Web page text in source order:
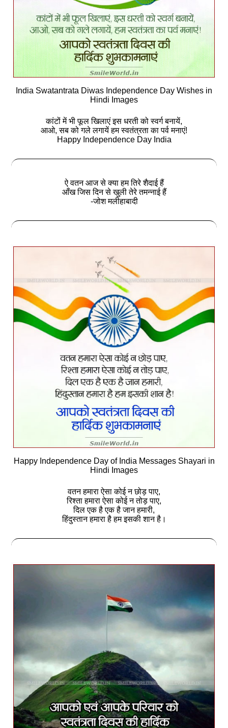
India Swatantrata Diwas Independence Day Wishes in
Hindi Images
कांटों में भी फूल खिलाएं इस धरती को स्वर्ग बनायें,
आओ, सब को गले लगायें हम स्वतंत्रता का पर्व मनाएं!
Happy Independence Day India
ऐ वतन आज से क्या हम तिरे शैदाई हैं
आँख जिस दिन से खुली तेरे तमन्नाई हैं
-जोश मलीहाबादी
Happy Independence Day of India Messages Shayari in
Hindi Images
वतन हमारा ऐसा कोई न छोड़ पाए,
रिश्ता हमारा ऐसा कोई न तोड़ पाए,
दिल एक है एक है जान हमारी,
हिंदुस्तान हमारा है हम इसकी शान है।